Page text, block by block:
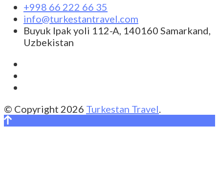
+998 66 222 66 35
info@turkestantravel.com
Buyuk Ipak yoli 112-A, 140160 Samarkand,
Uzbekistan
© Copyright 2026 Turkestan Travel